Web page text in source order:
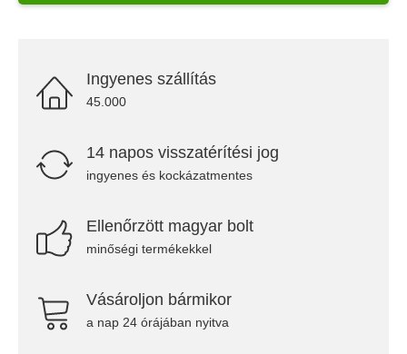
Ingyenes szállítás
45.000
14 napos visszatérítési jog
ingyenes és kockázatmentes
Ellenőrzött magyar bolt
minőségi termékekkel
Vásároljon bármikor
a nap 24 órájában nyitva